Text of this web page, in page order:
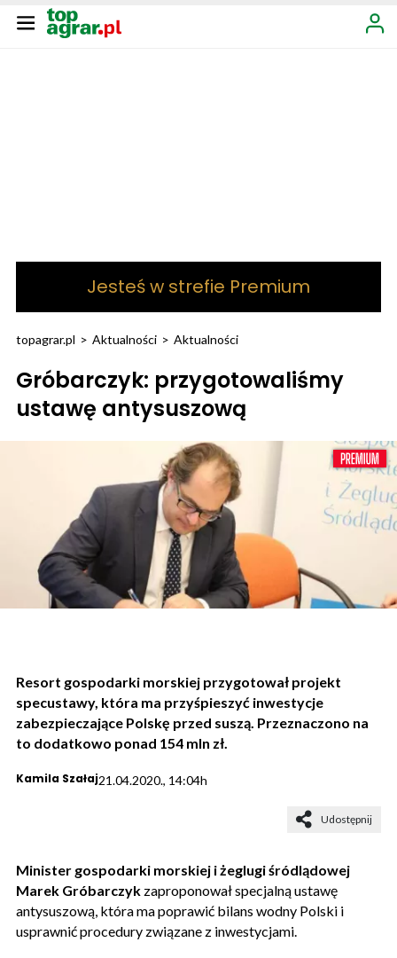
Jesteś w strefie Premium
topagrar.pl > Aktualności > Aktualności
Gróbarczyk: przygotowaliśmy
ustawę antysuszową
Resort gospodarki morskiej przygotował projekt
specustawy, która ma przyśpieszyć inwestycje
zabezpieczające Polskę przed suszą. Przeznaczono na
to dodatkowo ponad 154 mln zł.
Kamila Szałaj21.04.2020., 14:04h
Udostępnij
Minister gospodarki morskiej i żeglugi śródlądowej
Marek Gróbarczyk zaproponował specjalną ustawę
antysuszową, która ma poprawić bilans wodny Polski i
usprawnić procedury związane z inwestycjami.